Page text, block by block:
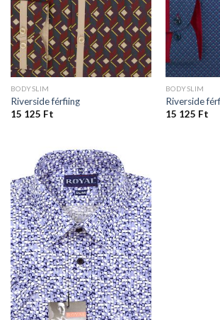
BODYSLIM
Riverside férfiing
15 125 Ft
BODYSLIM
Riverside
15 125 Ft